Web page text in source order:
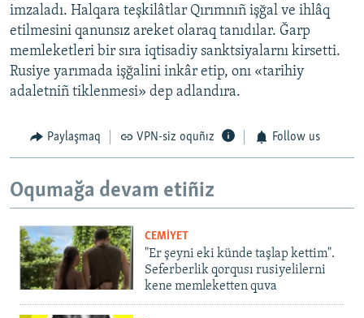
imzaladı. Halqara teşkilâtlar Qırımnıñ işğal ve ihlâq
etilmesini qanunsız areket olaraq tanıdılar. Ğarp
memleketleri bir sıra iqtisadiy sanktsiyalarnı kirsetti.
Rusiye yarımada işğalini inkâr etip, onı «tarihiy
adaletniñ tiklenmesi» dep adlandıra.
Paylaşmaq VPN-siz oquñız Follow us
Oqumağa devam etiñiz
CEMİYET
"Er şeyni eki künde taşlap kettim".
Seferberlik qorqusı rusiyelilerni
kene memleketten quva